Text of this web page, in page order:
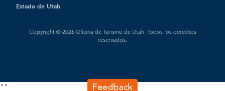
Estado de Utah
Copyright © 2026 Oficina de Turismo de Utah. Todos los derechos
reservados.
" "